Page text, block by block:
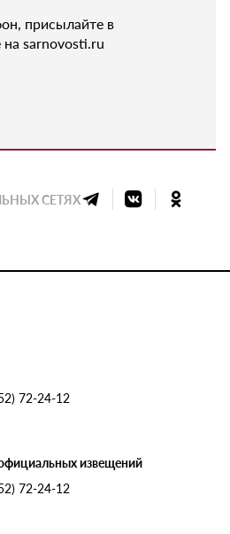
присылайте в
sarnovosti.ru
СЕТЯХ
72-24-12
извещений
72-24-12